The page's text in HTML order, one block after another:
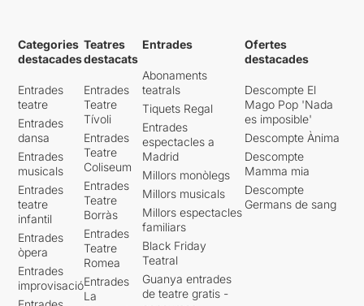
Categories
destacades
Entrades
teatre
Entrades
dansa
Entrades
musicals
Entrades
teatre
infantil
Entrades
òpera
Entrades
improvisació
Teatres
destacats
Entrades
Teatre
Tívoli
Entrades
Teatre
Coliseum
Entrades
Teatre
Borràs
Entrades
Teatre
Romea
Entrades
La
Entrades
Abonaments
teatrals
Tiquets Regal
Entrades
espectacles a
Madrid
Millors monòlegs
Millors musicals
Millors espectacles
familiars
Black Friday
Teatral
Guanya entrades
de teatre gratis -
Ofertes
destacades
Descompte El
Mago Pop 'Nada
es imposible'
Descompte Ànima
Descompte
Mamma mia
Descompte
Germans de sang